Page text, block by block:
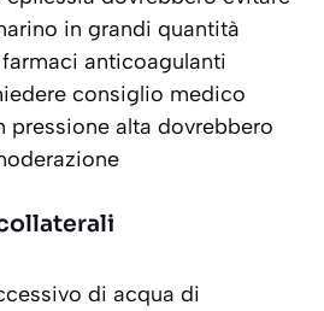
in grandi quantità
anticoagulanti
consiglio medico
pressione alta dovrebbero
di acqua di